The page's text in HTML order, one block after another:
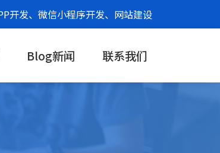
开发、微信小程序开发、网站建设
Blog新闻 联系我们